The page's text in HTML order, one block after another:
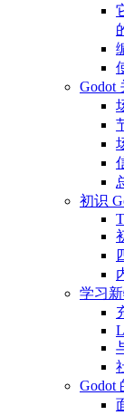
Godot
初识
学习
Godot